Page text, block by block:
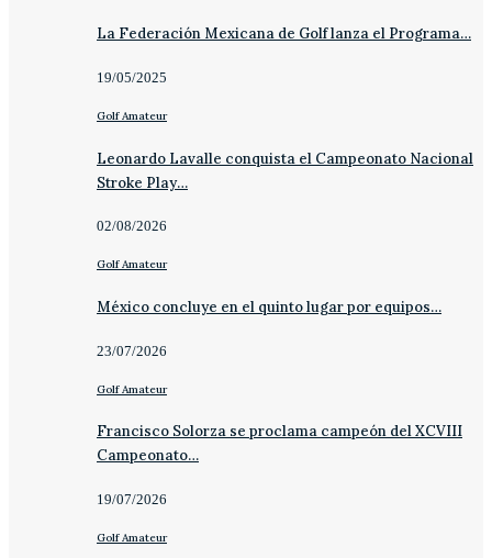
La Federación Mexicana de Golf lanza el Programa…
19/05/2025
Golf Amateur
Leonardo Lavalle conquista el Campeonato Nacional
Stroke Play…
02/08/2026
Golf Amateur
México concluye en el quinto lugar por equipos…
23/07/2026
Golf Amateur
Francisco Solorza se proclama campeón del XCVIII
Campeonato…
19/07/2026
Golf Amateur